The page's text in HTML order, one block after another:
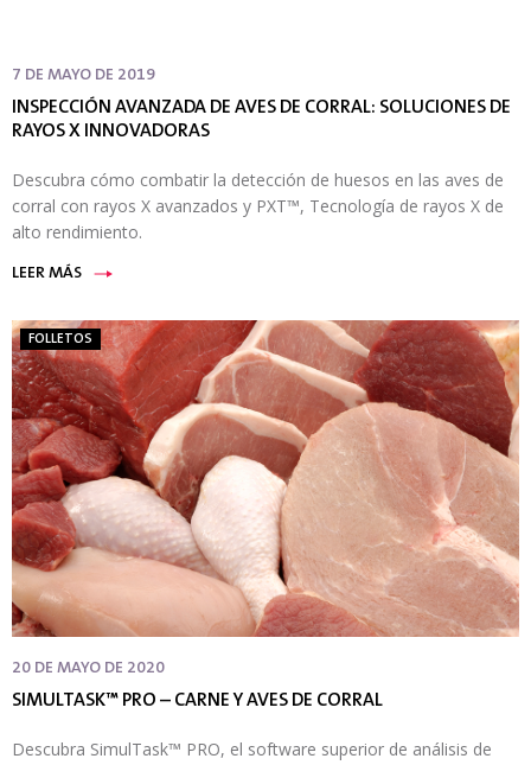
7 DE MAYO DE 2019
INSPECCIÓN AVANZADA DE AVES DE CORRAL: SOLUCIONES DE
RAYOS X INNOVADORAS
Descubra cómo combatir la detección de huesos en las aves de
corral con rayos X avanzados y PXT™, Tecnología de rayos X de
alto rendimiento.
LEER MÁS
FOLLETOS
20 DE MAYO DE 2020
SIMULTASK™ PRO – CARNE Y AVES DE CORRAL
Descubra SimulTask™ PRO, el software superior de análisis de